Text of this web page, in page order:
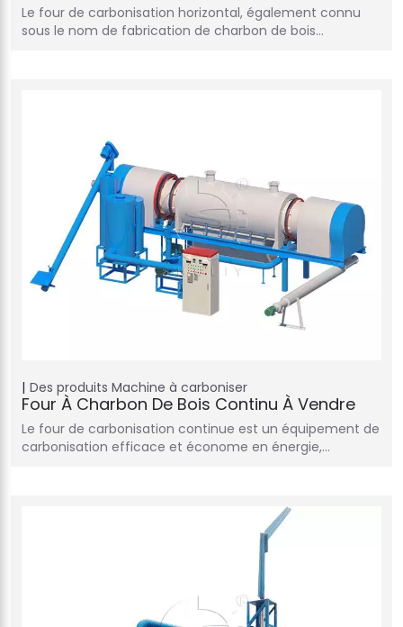
Le four de carbonisation horizontal, également connu
sous le nom de fabrication de charbon de bois…
Des produits Machine à carboniser
Four À Charbon De Bois Continu À Vendre
Le four de carbonisation continue est un équipement de
carbonisation efficace et économe en énergie,…